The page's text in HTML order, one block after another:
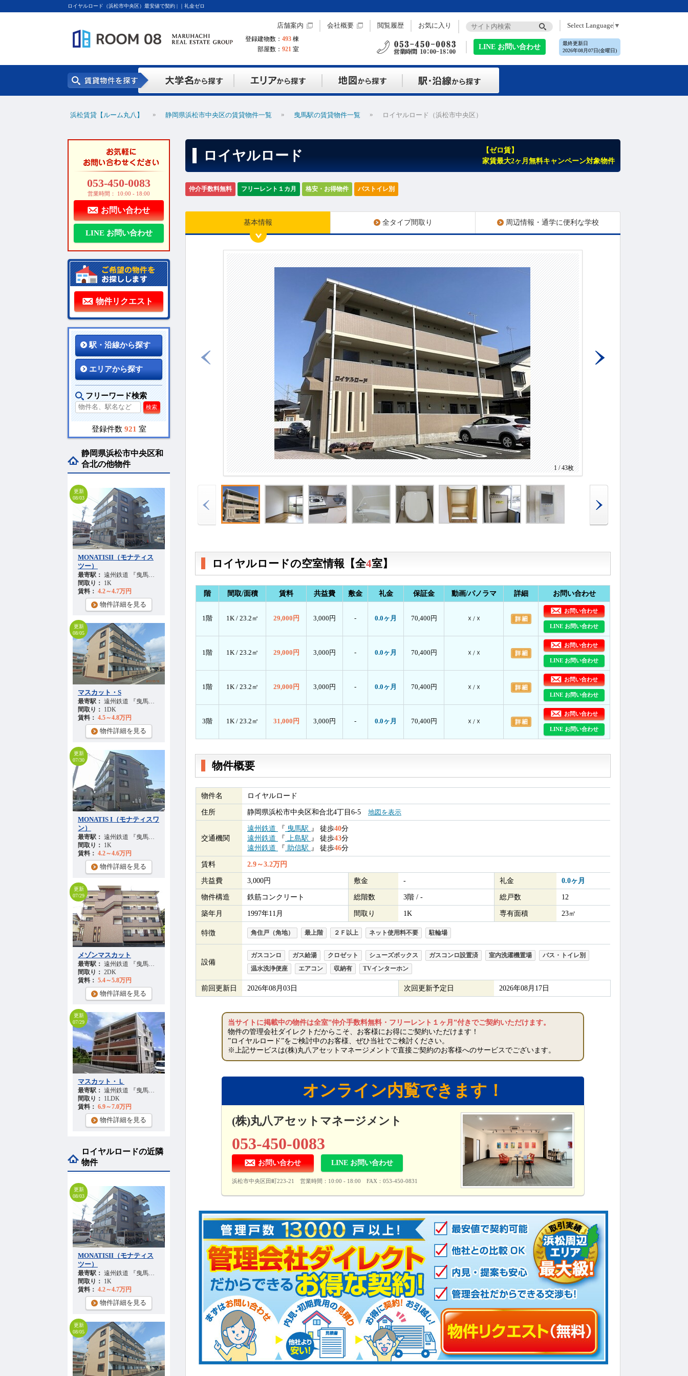
ロイヤルロード（浜松市中央区）最安値で契約 | ｜礼金ゼロ
登録建物数： 493 棟
部屋数： 921 室
店舗案内 会社概要 閲覧履歴 お気に入り Select Language ▼
LINE お問い合わせ
最終更新日
2026年08月07日(金曜日)
浜松賃貸【ルーム丸八】 » 静岡県浜松市中央区の賃貸物件一覧 » 曳馬駅の賃貸物件一覧 » ロイヤルロード（浜松市中央区）
053-450-0083
営業時間： 10:00 - 18:00
お問い合わせ
LINE お問い合わせ
物件リクエスト
駅・沿線から探す
エリアから探す
フリーワード検索
検索
登録件数 921 室
静岡県浜松市中央区和
合北の他物件
MONATISII（モナティス
ツー）
最寄駅： 遠州鉄道 『曳馬駅』 徒歩
間取り： 1K
賃料： 4.2～4.7万円
物件詳細を見る
更新
08/03
マスカット・S
最寄駅： 遠州鉄道 『曳馬駅』 徒歩
間取り： 1DK
賃料： 4.5～4.8万円
物件詳細を見る
更新
08/05
MONATIS I（モナティスワ
ン）
最寄駅： 遠州鉄道 『曳馬駅』 徒歩
間取り： 1K
賃料： 4.2～4.6万円
物件詳細を見る
更新
07/30
メゾンマスカット
最寄駅： 遠州鉄道 『曳馬駅』 徒歩
間取り： 2DK
賃料： 5.4～5.8万円
物件詳細を見る
更新
07/29
マスカット・Ｌ
最寄駅： 遠州鉄道 『曳馬駅』 徒歩
間取り： 1LDK
賃料： 6.9～7.0万円
物件詳細を見る
更新
07/29
ロイヤルロードの近隣
物件
MONATISII（モナティス
ツー）
最寄駅： 遠州鉄道 『曳馬駅』 徒歩
間取り： 1K
賃料： 4.2～4.7万円
物件詳細を見る
更新
08/03
更新
08/05
ロイヤルロード
【ゼロ賃】
家賃最大2ヶ月無料キャンペーン対象物件
仲介手数料無料 フリーレント１カ月 格安・お得物件 バストイレ別
基本情報 全タイプ間取り 周辺情報・通学に便利な学校
1 / 43枚
ロイヤルロードの空室情報【全4室】
階 間取/面積 賃料 共益費 敷金 礼金 保証金 動画/パノラマ 詳細 お問い合わせ
1階 1K / 23.2㎡ 29,000円 3,000円 - 0.0ヶ月 70,400円 ☓ / ☓
お問い合わせ
LINE お問い合わせ
1階 1K / 23.2㎡ 29,000円 3,000円 - 0.0ヶ月 70,400円 ☓ / ☓
お問い合わせ
LINE お問い合わせ
1階 1K / 23.2㎡ 29,000円 3,000円 - 0.0ヶ月 70,400円 ☓ / ☓
お問い合わせ
LINE お問い合わせ
3階 1K / 23.2㎡ 31,000円 3,000円 - 0.0ヶ月 70,400円 ☓ / ☓
お問い合わせ
LINE お問い合わせ
物件概要
物件名
ロイヤルロード
住所
静岡県浜松市中央区和合北4丁目6-5 地図を表示
交通機関
遠州鉄道 『 曳馬駅 』 徒歩40分
遠州鉄道
『 上島駅 』 徒歩43分
遠州鉄道
『 助信駅 』 徒歩46分
賃料
2.9～3.2万円
共益費
3,000円 敷金 - 礼金
0.0ヶ月
物件構造
鉄筋コンクリート 総階数 3階 / - 総戸数
12
築年月
1997年11月 間取り 1K 専有面積 23㎡
特徴 角住戸（角地） 最上階 ２Ｆ以上 ネット使用料不要 駐輪場
設備
ガスコンロ ガス給湯 クロゼット シューズボックス ガスコンロ設置済 室内洗濯機置場
バス・トイレ別
温水洗浄便座
エアコン 収納有 TVインターホン
前回更新日 2026年08月03日 次回更新予定日 2026年08月17日
当サイトに掲載中の物件は全室”仲介手数料無料・フリーレント１ヶ月”付きでご契約いただけます。
物件の管理会社ダイレクトだからこそ、お客様にお得にご契約いただけます！
”ロイヤルロード”をご検討中のお客様、ぜひ当社でご検討ください。
※上記サービスは(株)丸八アセットマネージメントで直接ご契約のお客様へのサービスでございます。
オンライン内覧できます！
(株)丸八アセットマネージメント
053-450-0083
お問い合わせ LINE お問い合わせ
浜松市中央区田町223-21 営業時間：10:00 - 18:00 FAX：053-450-0831